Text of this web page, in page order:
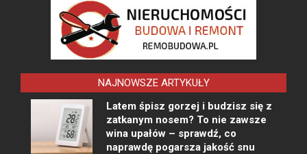
NAJNOWSZE ARTYKUŁY
Latem śpisz gorzej i budzisz się z
zatkanym nosem? To nie zawsze
wina upałów – sprawdź, co
naprawdę pogarsza jakość snu